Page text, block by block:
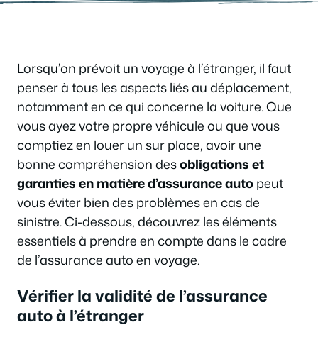
Lorsqu’on prévoit un voyage à l’étranger, il faut
penser à tous les aspects liés au déplacement,
notamment en ce qui concerne la voiture. Que
vous ayez votre propre véhicule ou que vous
comptiez en louer un sur place, avoir une
bonne compréhension desobligations et
garanties en matière d’assurance autopeut
vous éviter bien des problèmes en cas de
sinistre. Ci-dessous, découvrez les éléments
essentiels à prendre en compte dans le cadre
de l’assurance auto en voyage.
Vérifier la validité de l’assurance
auto à l’étranger